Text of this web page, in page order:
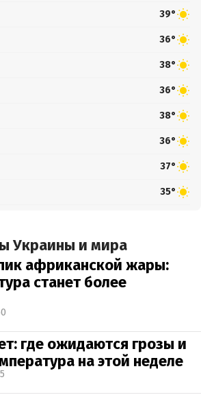
39°
36°
38°
36°
38°
36°
37°
35°
Украины и мира
африканской жары:
станет более
где ожидаются грозы и
на этой неделе